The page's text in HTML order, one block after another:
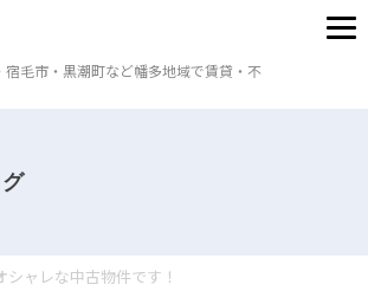
毛市・黒潮町など幡多地域で賃貸・不
シャレな中古物件です！